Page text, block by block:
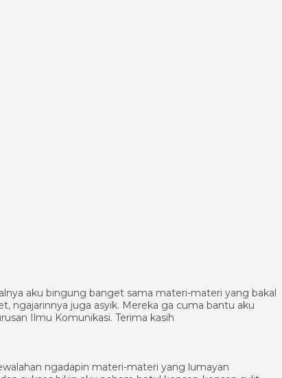
aku bingung banget sama materi-materi yang bakal
ngajarinnya juga asyik. Mereka ga cuma bantu aku
Ilmu Komunikasi. Terima kasih
ngadapin materi-materi yang lumayan